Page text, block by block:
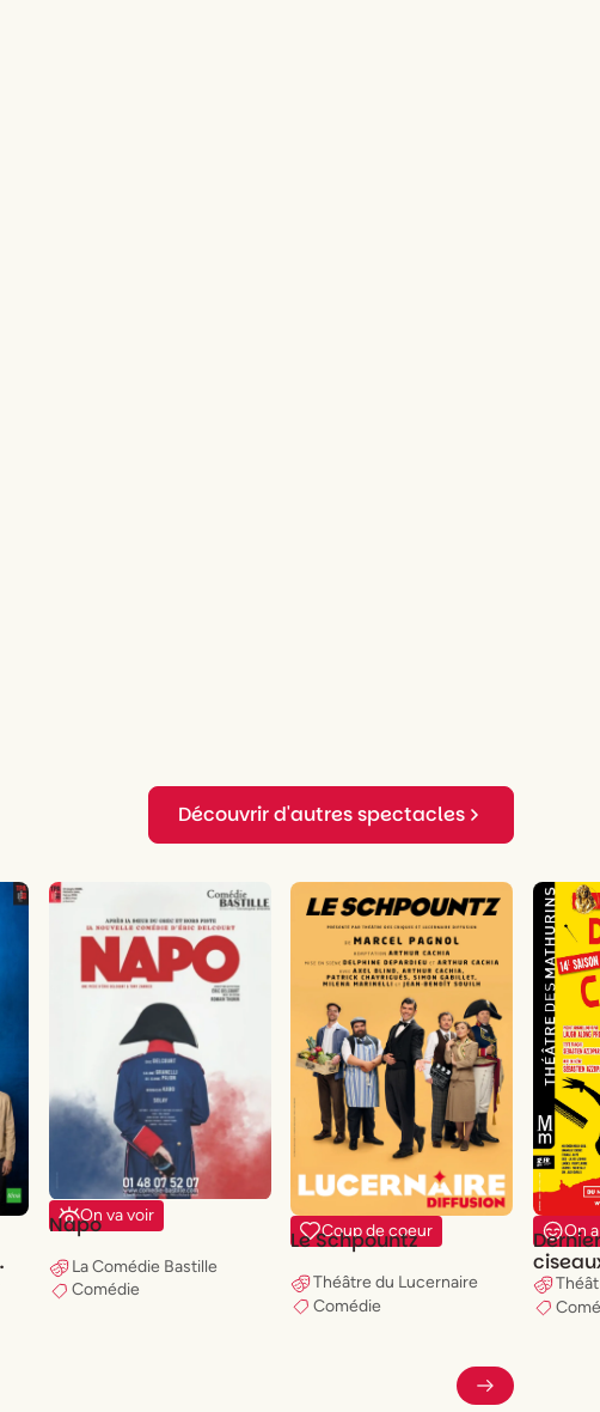
Découvrir d'autres spectacles
On va voir
Napo
La Comédie Bastille
Comédie
Coup de coeur
Le Schpountz
Théâtre du Lucernaire
Comédie
On